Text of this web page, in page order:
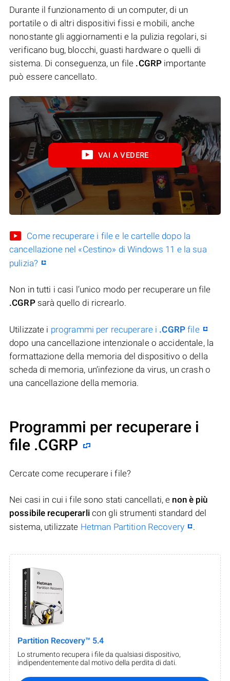
Durante il funzionamento di un computer, di un
portatile o di altri dispositivi fissi e mobili, anche
nonostante gli aggiornamenti e la pulizia regolari, si
verificano bug, blocchi, guasti hardware o quelli di
sistema. Di conseguenza, un file .CGRP importante
può essere cancellato.
VAI A VEDERE
Come recuperare i file e le cartelle dopo la
cancellazione nel «Cestino» di Windows 11 e la sua
pulizia?
Non in tutti i casi l’unico modo per recuperare un file
.CGRPsarà quello di ricrearlo.
Utilizzate i programmi per recuperare i .CGRP file
dopo una cancellazione intenzionale o accidentale, la
formattazione della memoria del dispositivo o della
scheda di memoria, un’infezione da virus, un crash o
una cancellazione della memoria.
Programmi per recuperare i
file .CGRP
Cercate come recuperare i file?
Nei casi in cui i file sono stati cancellati, e non è più
possibile recuperarlicon gli strumenti standard del
sistema, utilizzate Hetman Partition Recovery .
Partition Recovery™ 5.4
Lo strumento recupera i file da qualsiasi dispositivo,
indipendentemente dal motivo della perdita di dati.